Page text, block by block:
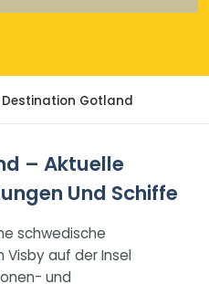
Destination Gotland
– Aktuelle
Und Schiffe
schwedische
Visby auf der Insel
und